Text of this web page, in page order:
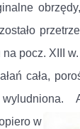
na pocz. XIII w.
cała,
w